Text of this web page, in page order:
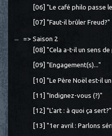
[06] "Le café philo passe
[07] "Faut-il brûler Freud?"
=> Saison 2
[08] "Cela a-t-il un sens
[09] "Engagement(s)..."
[10] "Le Père Noël est-il
[11] "Indignez-vous (?)"
[12] "L'art : à quoi ça sert?"
[13] "1er avril : Parlons